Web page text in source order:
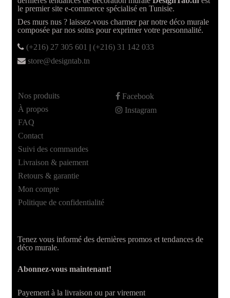
le premier site e-commerce spécialisé en Tunisie.
Des murs nus ? laissez-vous charmer par notre déco murale
composée par nos soins pour exprimer votre personnalité.
(+216) 27 305 601 | (+216) 31 142 033
store@designtab.tn
Nos produits
À propos
FAQ
Contact
Suivi des commandes
Livraison & paiement
Retours & garantie
Mon compte
Politique de confidentialité
Facebook
Instagram
Tenez vous informé des dernières promos et tendances de
déco murale.
Abonnez-vous maintenant!
Payement à la livraison ou par virement